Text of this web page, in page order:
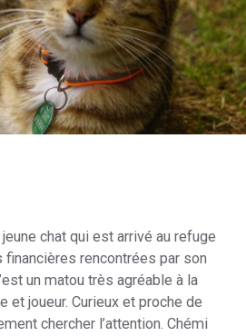
chat qui est arrivé au refuge
rencontrées par son
un matou très agréable à la
et joueur. Curieux et proche de
chercher l’attention. Chémi